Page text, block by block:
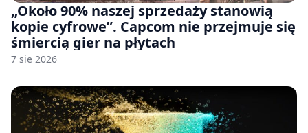
„Około 90% naszej sprzedaży stanowią
kopie cyfrowe”. Capcom nie przejmuje się
śmiercią gier na płytach
7 sie 2026